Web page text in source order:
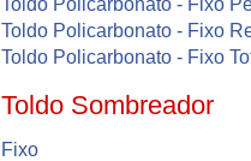
Toldo Policarbonato - Fixo
Toldo Policarbonato - Fixo
Toldo Policarbonato - Fixo
Toldo Sombreador
Fixo